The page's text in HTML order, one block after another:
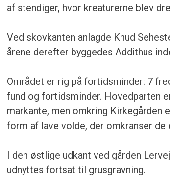
af stendiger, hvor kreaturerne blev
Ved skovkanten anlagde Knud
årene derefter byggedes Addithus
Området er rig på fortidsminder: 7
fund og fortidsminder. Hovedparten
markante, men omkring Kirkegården
form af lave volde, der omkranser de
I den østlige udkant ved gården
udnyttes fortsat til grusgravning.